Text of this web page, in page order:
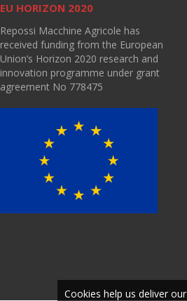
EU HORIZON 2020
Repossi Macchine Agricole has
received funding from the European
Union’s Horizon 2020 research and
innovation programme under grant
agreement No 778475
Cookies help us deliver our